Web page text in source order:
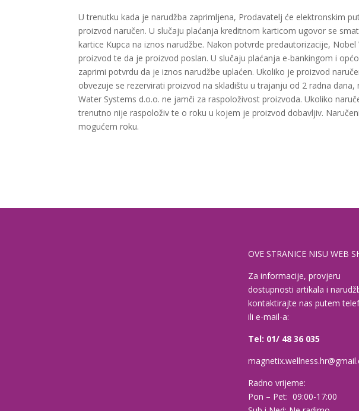
U trenutku kada je narudžba zaprimljena, Prodavatelj će elektronskim
proizvod naručen. U slučaju plaćanja kreditnom karticom ugovor se
kartice Kupca na iznos narudžbe. Nakon potvrde predautorizacije,
proizvod te da je proizvod poslan. U slučaju plaćanja e-bankingom i
zaprimi potvrdu da je iznos narudžbe uplaćen. Ukoliko je proizvod
obvezuje se rezervirati proizvod na skladištu u trajanju od 2 radna
Water Systems d.o.o. ne jamči za raspoloživost proizvoda. Ukoliko
trenutno nije raspoloživ te o roku u kojem je proizvod dobavljiv.
mogućem roku.
OVE STRANICE NISU WEB
Za informacije, provjeru
dostupnosti artikala i
kontaktirajte nas putem
ili e-mail-a:
Tel: 01/ 48 36 035
Radno vrijeme:
Pon – Pet: 09:00-17:00